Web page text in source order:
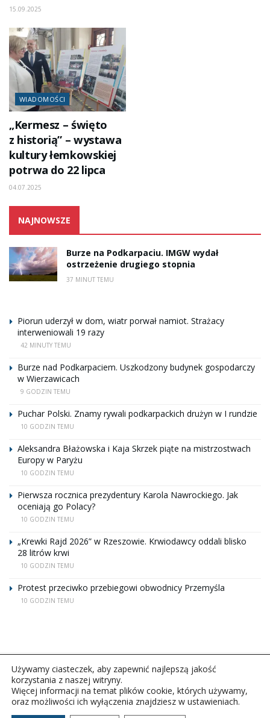
15.09.2025
WIADOMOŚCI
„Kermesz – święto
z historią” – wystawa
kultury łemkowskiej
potrwa do 22 lipca
04.07.2025
NAJNOWSZE
Burze na Podkarpaciu. IMGW wydał
ostrzeżenie drugiego stopnia
37 MINUT TEMU
Piorun uderzył w dom, wiatr porwał namiot. Strażacy
interweniowali 19 razy
42 MINUTY TEMU
Burze nad Podkarpaciem. Uszkodzony budynek gospodarczy
w Wierzawicach
9 GODZIN TEMU
Puchar Polski. Znamy rywali podkarpackich drużyn w I rundzie
10 GODZIN TEMU
Aleksandra Błażowska i Kaja Skrzek piąte na mistrzostwach
Europy w Paryżu
10 GODZIN TEMU
Pierwsza rocznica prezydentury Karola Nawrockiego. Jak
oceniają go Polacy?
10 GODZIN TEMU
„Krewki Rajd 2026” w Rzeszowie. Krwiodawcy oddali blisko
28 litrów krwi
10 GODZIN TEMU
Protest przeciwko przebiegowi obwodnicy Przemyśla
10 GODZIN TEMU
Copyright © 2026Polskie Radio Rzeszów S.A. w likwidacj.
Używamy ciasteczek, aby zapewnić najlepszą jakość
korzystania z naszej witryny.
Więcej informacji na temat plików cookie, których używamy,
oraz możliwości ich wyłączenia znajdziesz w ustawieniach.